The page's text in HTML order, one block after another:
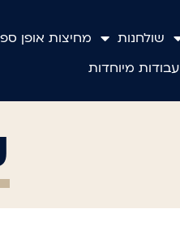
שולחנות מחיצות אופן
עבודות מיוחדות